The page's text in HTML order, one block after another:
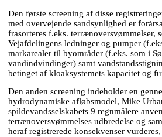
Den første screening af disse
med overvejende sandsynlighed er
frasorteres f.eks. terrænoversvømmelser,
Vejafdelingens ledninger og pumper
markarealer til byområder (f.eks. som i
vandindvindinger) samt
betinget af kloaksystemets kapacitet og
Den anden screening indeholder en
hydrodynamiske afløbsmodel, Mike
spildevandsselskabets 9 regnmålere
terrænoversvømmelses udbredelse og
heraf registrerede konsekvenser vurderes,